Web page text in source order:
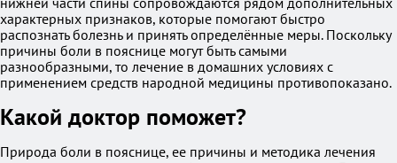
характерных признаков, которые помогают быстро
распознать болезнь и принять определённые меры. Поскольку
причины боли в пояснице могут быть самыми
разнообразными, то лечение в домашних условиях с
применением средств народной медицины противопоказано.
Какой доктор поможет?
Природа боли в пояснице, ее причины и методика лечения